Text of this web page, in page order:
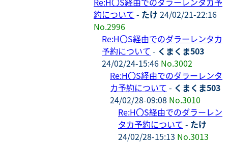
約について - たけ 24/02/21-22:16
No.2996
Re:H〇S経由でのダラーレンタカ
予約について - くまくま503
24/02/24-15:46 No.3002
Re:H〇S経由でのダラーレンタ
カ予約について - くまくま503
24/02/28-09:08 No.3010
Re:H〇S経由でのダラーレン
タカ予約について - たけ
24/02/28-15:13 No.3013